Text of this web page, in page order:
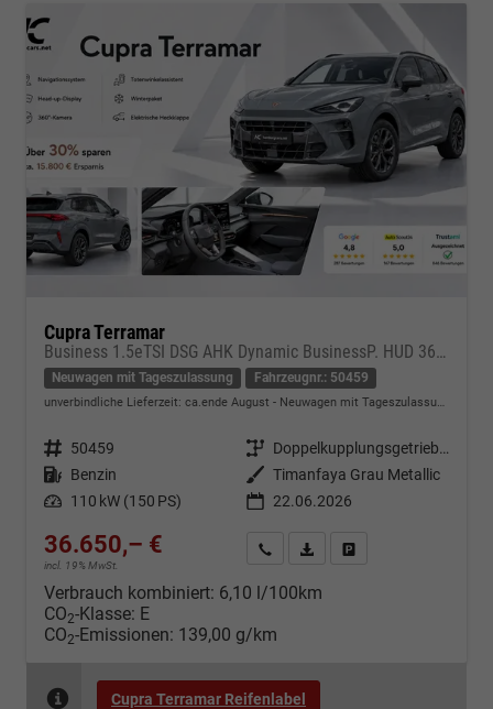
Cupra Terramar
Business 1.5eTSI DSG AHK Dynamic BusinessP. HUD 360Cam DGE Paket - DIGITAL DRIVE INTELLIGENT L Gepäcktrennnetz
Neuwagen mit Tageszulassung Fahrzeugnr.: 50459
unverbindliche Lieferzeit: ca.ende August Neuwagen mit Tageszulassung
Fahrzeugnr. 50459 Getriebe
Doppelkupplungsgetriebe (DSG)
Kraftstoff Benzin Außenfarbe Timanfaya Grau Metallic
Leistung 110 kW (150 PS) 22.06.2026
36.650,– €
incl. 19% MwSt.
Kontakt & Angebot anfordern
PDF-Datei, Fahrzeugexposé
Verbrauch kombiniert: 6,10 l/100km
CO2-Klasse: E
CO2-Emissionen: 139,00 g/km
Cupra Terramar Reifenlabel